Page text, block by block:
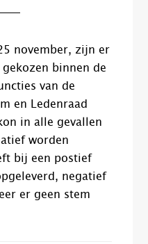
november, zijn er
binnen de
van de
en Ledenraad
in alle gevallen
worden
bij een postief
negatief
er geen stem